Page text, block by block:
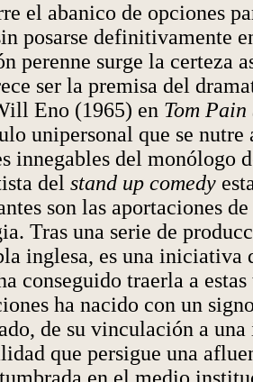
el abanico de opciones
posarse definitivamente
perenne surge la certeza
ser la premisa del
Eno (1965) en Tom Pain
unipersonal que se nutre
innegables del monólogo
del stand up comedy
son las aportaciones de
Tras una serie de
inglesa, es una iniciativa
conseguido traerla a
ha nacido con un
de su vinculación a una
que persigue una